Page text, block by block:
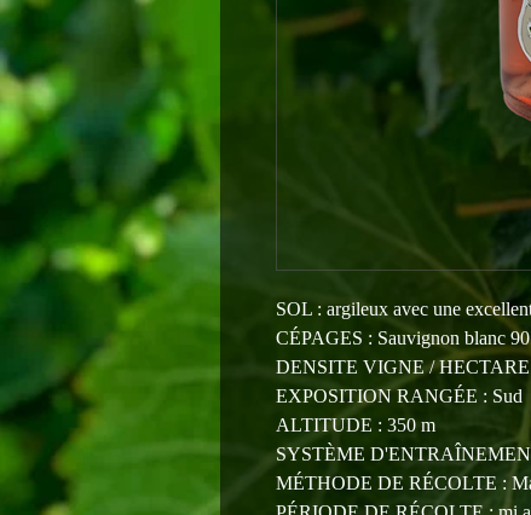
SOL : argileux avec une
CÉPAGES : Sauvignon blanc
DENSITE VIGNE / HECTARE
EXPOSITION RANGÉE : Sud
ALTITUDE : 350 m
SYSTÈME
MÉTHODE DE RÉCOLTE :